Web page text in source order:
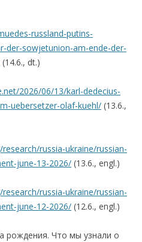
russland-putins-
der-sowjetunion-am-ende-der-
(14.6., dt.)
2026/06/13/karl-dedecius-
uebersetzer-olaf-kuehl/ (13.6.,
russia-ukraine/russian-
june-13-2026/ (13.6., engl.)
russia-ukraine/russian-
june-12-2026/ (12.6., engl.)
рождения. Что мы узнали о